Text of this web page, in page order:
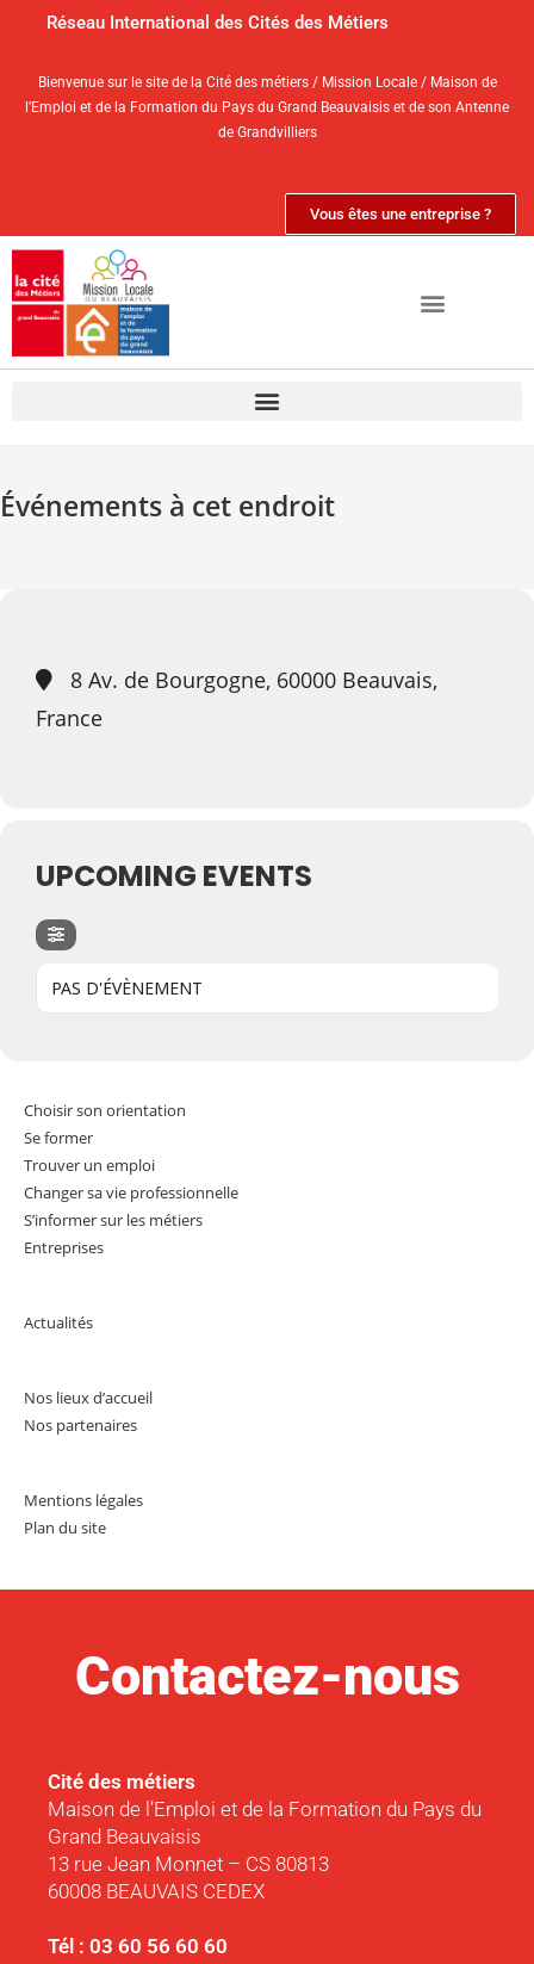
Réseau International des Cités des Métiers
Bienvenue sur le site de la Cité des métiers / Mission Locale / Maison de
l’Emploi et de la Formation du Pays du Grand Beauvaisis et de son Antenne
de Grandvilliers
Vous êtes une entreprise ?
Événements à cet endroit
8 Av. de Bourgogne, 60000 Beauvais,
France
UPCOMING EVENTS
PAS D'ÉVÈNEMENT
Choisir son orientation
Se former
Trouver un emploi
Changer sa vie professionnelle
S’informer sur les métiers
Entreprises
Actualités
Nos lieux d’accueil
Nos partenaires
Mentions légales
Plan du site
Contactez-nous
Cité des métiers
Maison de l’Emploi et de la Formation du Pays du
Grand Beauvaisis
13 rue Jean Monnet – CS 80813
60008 BEAUVAIS CEDEX
Tél : 03 60 56 60 60